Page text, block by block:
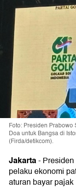
Foto: Presiden
Doa untuk Bangsa di
(Firda/detikcom).
Jakarta-
pelaku ekonomi
aturan bayar pajak